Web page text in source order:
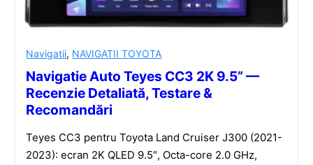
Navigatii, NAVIGATII TOYOTA
Navigatie Auto Teyes CC3 2K 9.5” —
Recenzie Detaliată, Testare &
Recomandări
Teyes CC3 pentru Toyota Land Cruiser J300 (2021-
2023): ecran 2K QLED 9.5″, Octa-core 2.0 GHz,